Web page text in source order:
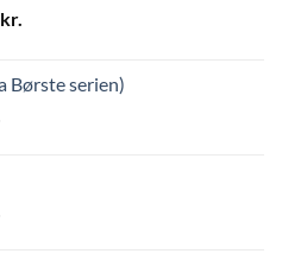
kr.
er:
Børste serien)
50,00kr..